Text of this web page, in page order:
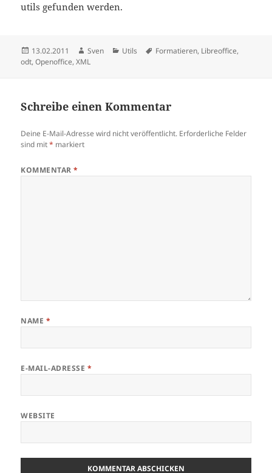
utils gefunden werden.
Veröffentlicht
am
13.02.2011 Autor
Sven Kategorien
Utils Schlagwörter
Formatieren, Libreoffice,
odt,Openoffice,XML
Schreibe einen Kommentar
Deine E-Mail-Adresse wird nicht veröffentlicht. Erforderliche Felder
sind mit* markiert
KOMMENTAR*
NAME *
E-MAIL-ADRESSE *
WEBSITE